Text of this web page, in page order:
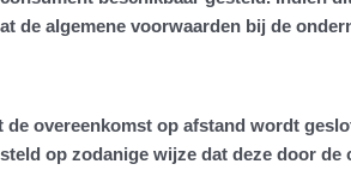
de algemene voorwaarden bij de
overeenkomst op afstand wordt
op zodanige wijze dat deze door de